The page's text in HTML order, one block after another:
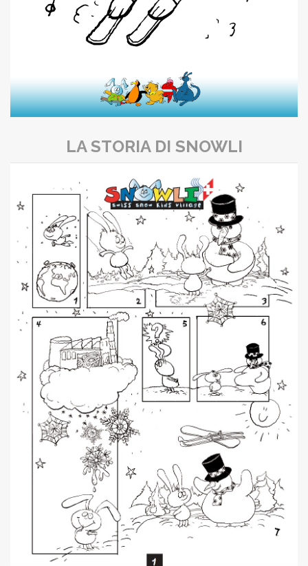
LA STORIA DI SNOWLI